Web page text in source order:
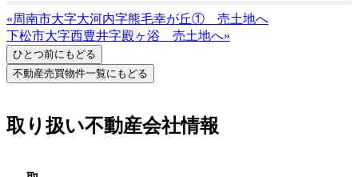
«周南市大字大河内字熊毛幸が丘① 売土地へ
下松市大字西豊井字殿ヶ浴 売土地へ»
取り扱い不動産会社情報